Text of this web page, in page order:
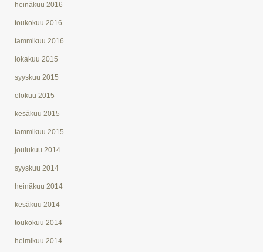
heinäkuu 2016
toukokuu 2016
tammikuu 2016
lokakuu 2015
syyskuu 2015
elokuu 2015
kesäkuu 2015
tammikuu 2015
joulukuu 2014
syyskuu 2014
heinäkuu 2014
kesäkuu 2014
toukokuu 2014
helmikuu 2014